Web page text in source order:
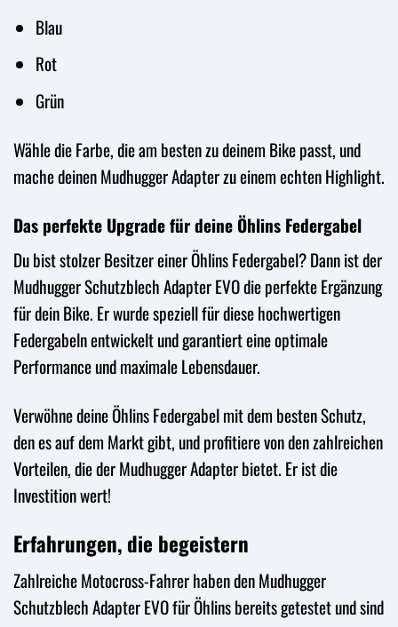
Blau
Rot
Grün
Wähle die Farbe, die am besten zu deinem Bike passt, und
mache deinen Mudhugger Adapter zu einem echten Highlight.
Das perfekte Upgrade für deine Öhlins Federgabel
Du bist stolzer Besitzer einer Öhlins Federgabel? Dann ist der
Mudhugger Schutzblech Adapter EVO die perfekte Ergänzung
für dein Bike. Er wurde speziell für diese hochwertigen
Federgabeln entwickelt und garantiert eine optimale
Performance und maximale Lebensdauer.
Verwöhne deine Öhlins Federgabel mit dem besten Schutz,
den es auf dem Markt gibt, und profitiere von den zahlreichen
Vorteilen, die der Mudhugger Adapter bietet. Er ist die
Investition wert!
Erfahrungen, die begeistern
Zahlreiche Motocross-Fahrer haben den Mudhugger
Schutzblech Adapter EVO für Öhlins bereits getestet und sind